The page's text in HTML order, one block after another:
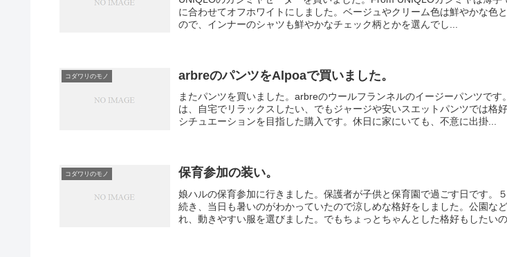
に合わせてオフホワイトにしました。ベージュやクリーム色は鮮やかな色
ので、インナーのシャツも鮮やかなチェック柄とかを選んでし...
コダワリのモノ arbreのパンツをAlpoaで買いました。
またパンツを買いました。arbreのウールフランネルのイージーパンツです
は、自宅でリラックスしたい、でもジャージや安いスエットパンツでは格
シチュエーションを目指した購入です。休日に家にいても、不意に出掛...
コダワリのモノ 保育参加の装い。
娘ハルの保育参加に行きました。保護者が子供と保育園で過ごす日です。
続き、当日も暑いのがわかっていたので涼しめな格好をしました。公園な
れ、動きやすい服を選びました。でもちょっとちゃんとした格好もしたいの